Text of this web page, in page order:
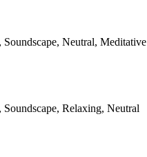
Neutral, Meditative
Relaxing, Neutral